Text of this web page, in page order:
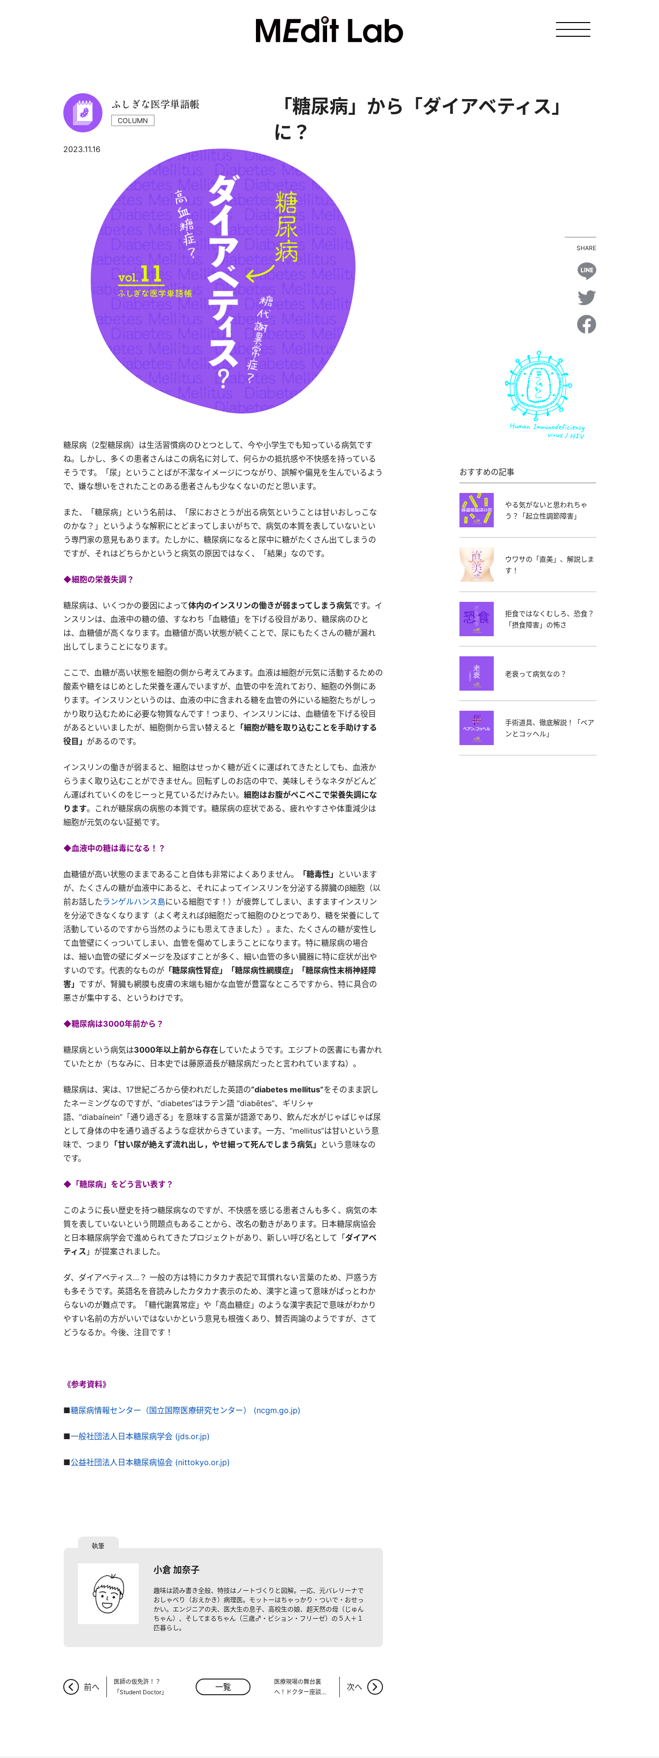
ふしぎな医学単語帳
COLUMN
2023.11.16
「糖尿病」から「ダイアベティス」
に？
糖尿病（2型糖尿病）は生活習慣病のひとつとして、今や小学生でも知っている病気です
ね。しかし、多くの患者さんはこの病名に対して、何らかの抵抗感や不快感を持っている
そうです。
「尿」ということばが不潔なイメージにつながり、誤解や偏見を生んでいるよう
で、 嫌な想いをされたことのある患者さんも少なくないのだと思います。
また、「糖尿病」という名前は、「尿におさとうが出る病気ということは甘いおしっこな
のかな？」というような解釈にとどまってしまいがちで、病気の本質を表していないとい
う専門家の意見もあります。たしかに、糖尿病になると尿中に糖がたくさん出てしまうの
ですが、それはどちらかというと病気の原因ではなく、「結果」なのです。
◆細胞の栄養失調？
糖尿病は、いくつかの要因によって体内のインスリンの働きが弱まってしまう病気です。イ
ンスリンは、血液中の糖の値、すなわち「血糖値」を下げる役目があり、糖尿病のひと
は、血糖値が高くなります。血糖値が高い状態が続くことで、尿にもたくさんの糖が漏れ
出してしまうことになります。
ここで、血糖が高い状態を細胞の側から考えてみます。血液は細胞が元気に活動するための
酸素や糖をはじめとした栄養を運んでいますが、血管の中を流れており、細胞の外側にあ
ります。インスリンというのは、血液の中に含まれる糖を血管の外にいる細胞たちがしっ
かり取り込むために必要な物質なんです！つまり、インスリンには、血糖値を下げる役目
があるといいましたが、細胞側から言い替えると 「細胞が糖を取り込むことを手助けする
役目」 があるのです。
インスリンの働きが弱まると、細胞はせっかく糖が近くに運ばれてきたとしても、血液か
らうまく取り込むことができません。回転ずしのお店の中で、美味しそうなネタがどんど
ん運ばれていくのをじーっと見ているだけみたい。 細胞はお腹がぺこぺこで栄養失調にな
ります。これが糖尿病の病態の本質です。糖尿病の症状である、疲れやすさや体重減少は
細胞が元気のない証拠です。
◆血液中の糖は毒になる！？
血糖値が高い状態のままであること自体も非常によくありません。 「糖毒性」
といいます
が、たくさんの糖が血液中にあると、それによってインスリンを分泌する膵臓のβ細胞（以
前お話したランゲルハンス島にいる細胞です！）が疲弊してしまい、ますますインスリン
を分泌できなくなります（よく考えればβ細胞だって細胞のひとつであり、糖を栄養にして
活動しているのですから当然のようにも思えてきました）。また、たくさんの糖が変性し
て血管壁にくっついてしまい、血管を傷めてしまうことになります。特に糖尿病の場合
は、細い血管の壁にダメージを及ぼすことが多く、細い血管の多い臓器に特に症状が出や
すいのです。代表的なものが「糖尿病性腎症」「糖尿病性網膜症」「糖尿病性末梢神経障
害」 ですが、腎臓も網膜も皮膚の末端も細かな血管が豊富なところですから、特に具合の
悪さが集中する、というわけです。
◆糖尿病は3000年前から？
糖尿病という病気は3000年以上前から存在していたようです。エジプトの医書にも書かれ
ていたとか（ちなみに、日本史では藤原道長が糖尿病だったと言われていますね）。
糖尿病は、実は、17世紀ごろから使われだした英語の“diabetes mellitus”をそのまま訳し
たネーミングなのですが、”diabetes”はラテン語 “diabētes”、ギリシャ
語、”diabaínein”「通り過ぎる」を意味する言葉が語源であり、飲んだ水がじゃばじゃば尿
として身体の中を通り過ぎるような症状からきています。一方、”mellitus”は甘いという意
味で、つまり
「甘い尿が絶えず流れ出し，やせ細って死んでしまう病気」
という意味なの
です。
◆「糖尿病」をどう言い表す？
このように長い歴史を持つ糖尿病なのですが、不快感を感じる患者さんも多く、病気の本
質を表していないという問題点もあることから、改名の動きがあります。日本糖尿病協会
と日本糖尿病学会で進められてきたプロジェクトがあり、新しい呼び名として「ダイアベ
ティス 」が提案されました。
ダ、ダイアベティス…？ 一般の方は特にカタカナ表記で耳慣れない言葉のため、戸惑う方
も多そうです。英語名を音読みしたカタカナ表示のため、漢字と違って意味がぱっとわか
らないのが難点です。「糖代謝異常症」や「高血糖症」のような漢字表記で意味がわかり
やすい名前の方がいいではないかという意見も根強くあり、賛否両論のようですが、さて
どうなるか。今後、注目です！
《参考資料》
■糖尿病情報センター（国立国際医療研究センター） (ncgm.go.jp)
■一般社団法人日本糖尿病学会 (jds.or.jp)
■公益社団法人日本糖尿病協会 (nittokyo.or.jp)
小倉 加奈子
趣味は読み書き全般、特技はノートづくりと図解。一応、元バレリーナで
おしゃべり（おえかき）病理医。モットーはちゃっかり・ついで・おせっ
かい。エンジニアの夫、医大生の息子、高校生の娘、超天然の母（じゅん
ちゃん）、そしてまるちゃん（三歳♂・ビション・フリーゼ）の５人＋１
匹暮らし。
前へ
医師の仮免許！？
「Student Doctor」
一覧
医療現場の舞台裏
へ！ドクター座談
次へ
SHARE
おすすめの記事
やる気がないと思われちゃ
う？「起立性調節障害」
ウワサの「直美」、解説しま
す！
拒食ではなくむしろ、恐食？
「摂食障害」の怖さ
老衰って病気なの？
手術道具、徹底解説！「ペア
ンとコッヘル」